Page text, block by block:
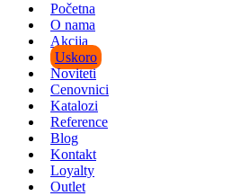
Početna
O nama
Akcija
Uskoro
Noviteti
Cenovnici
Katalozi
Reference
Blog
Kontakt
Loyalty
Outlet